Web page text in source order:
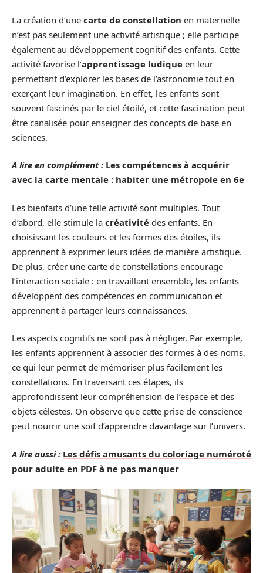
La création d’une carte de constellation en maternelle
n’est pas seulement une activité artistique ; elle participe
également au développement cognitif des enfants. Cette
activité favorise l’apprentissage ludique en leur
permettant d’explorer les bases de l’astronomie tout en
exerçant leur imagination. En effet, les enfants sont
souvent fascinés par le ciel étoilé, et cette fascination peut
être canalisée pour enseigner des concepts de base en
sciences.
A lire en complément : Les compétences à acquérir
avec la carte mentale : habiter une métropole en 6e
Les bienfaits d’une telle activité sont multiples. Tout
d’abord, elle stimule la créativité des enfants. En
choisissant les couleurs et les formes des étoiles, ils
apprennent à exprimer leurs idées de manière artistique.
De plus, créer une carte de constellations encourage
l’interaction sociale : en travaillant ensemble, les enfants
développent des compétences en communication et
apprennent à partager leurs connaissances.
Les aspects cognitifs ne sont pas à négliger. Par exemple,
les enfants apprennent à associer des formes à des noms,
ce qui leur permet de mémoriser plus facilement les
constellations. En traversant ces étapes, ils
approfondissent leur compréhension de l’espace et des
objets célestes. On observe que cette prise de conscience
peut nourrir une soif d’apprendre davantage sur l’univers.
A lire aussi : Les défis amusants du coloriage numéroté
pour adulte en PDF à ne pas manquer